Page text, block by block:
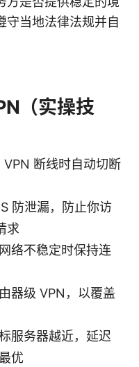
守当地法律法规并自
（实操技
断线时自动切断
防泄漏，防止你访
求
络不稳定时保持连
器级 VPN，以覆盖
服务器越近，延迟
优